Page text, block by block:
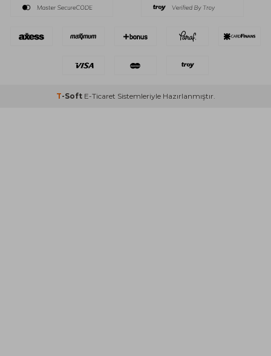
T-Soft E-Ticaret Sistemleriyle Hazırlanmıştır.